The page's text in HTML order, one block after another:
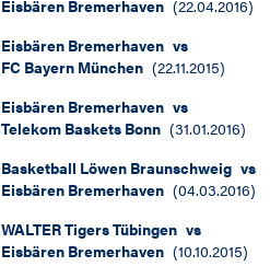
Eisbären Bremerhaven (22.04.2016)
Eisbären Bremerhaven vs
FC Bayern München (22.11.2015)
Eisbären Bremerhaven vs
Telekom Baskets Bonn (31.01.2016)
Basketball Löwen Braunschweig vs
Eisbären Bremerhaven (04.03.2016)
WALTER Tigers Tübingen vs
Eisbären Bremerhaven (10.10.2015)